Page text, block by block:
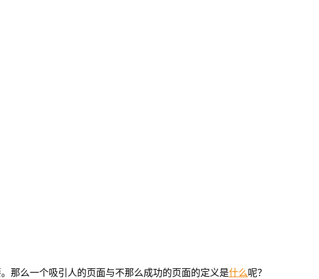
那么一个吸引人的页面与不那么成功的页面的定义是什么呢？